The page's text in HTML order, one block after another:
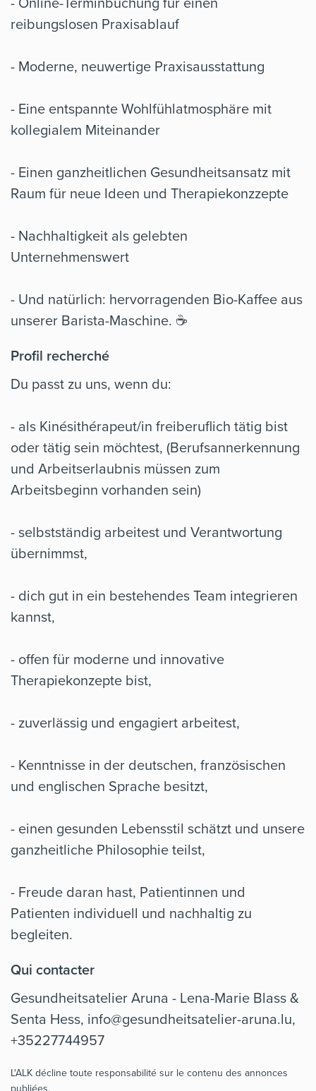
reibungslosen Praxisablauf
- Moderne, neuwertige Praxisausstattung
- Eine entspannte Wohlfühlatmosphäre mit
kollegialem Miteinander
- Einen ganzheitlichen Gesundheitsansatz mit
Raum für neue Ideen und Therapiekonzzepte
- Nachhaltigkeit als gelebten
Unternehmenswert
- Und natürlich: hervorragenden Bio-Kaffee aus
unserer Barista-Maschine. ☕
Profil recherché
Du passt zu uns, wenn du:
- als Kinésithérapeut/in freiberuflich tätig bist
oder tätig sein möchtest, (Berufsannerkennung
und Arbeitserlaubnis müssen zum
Arbeitsbeginn vorhanden sein)
- selbstständig arbeitest und Verantwortung
übernimmst,
- dich gut in ein bestehendes Team integrieren
kannst,
- offen für moderne und innovative
Therapiekonzepte bist,
- zuverlässig und engagiert arbeitest,
- Kenntnisse in der deutschen, französischen
und englischen Sprache besitzt,
- einen gesunden Lebensstil schätzt und unsere
ganzheitliche Philosophie teilst,
- Freude daran hast, Patientinnen und
Patienten individuell und nachhaltig zu
begleiten.
Qui contacter
Gesundheitsatelier Aruna - Lena-Marie Blass &
Senta Hess, info@gesundheitsatelier-aruna.lu,
+35227744957
L'ALK décline toute responsabilité sur le contenu des annonces
publiées.